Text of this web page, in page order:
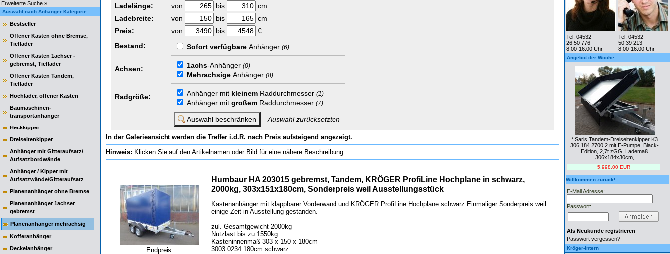
Erweiterte Suche »
Auswahl nach Anhänger Kategorie
Bestseller
Offener Kasten ohne Bremse,
Tieflader
Offener Kasten 1achser -
gebremst, Tieflader
Offener Kasten Tandem,
Tieflader
Hochlader, offener Kasten
Baumaschinen-
transportanhänger
Heckkipper
Dreiseitenkipper
Anhänger mit Gitteraufsatz/
Aufsatzbordwände
Anhänger / Kipper mit
Aufsatzwände/Gitteraufsatz
Planenanhänger ohne Bremse
Planenanhänger 1achser
gebremst
Planenanhänger mehrachsig
Kofferanhänger
Deckelanhänger
Ladelänge:
von bis
cm
Ladebreite:
von bis
cm
Preis:
von bis
€
Bestand:
Sofort verfügbare Anhänger (6)
Achsen: 1achs-Anhänger (0)
Mehrachsige Anhänger (8)
Radgröße: Anhänger mit kleinem Raddurchmesser (1)
Anhänger mit großem Raddurchmesser (7)
Auswahl zurücksetzten
In der Galerieansicht werden die Treffer i.d.R. nach Preis aufsteigend angezeigt.
Hinweis: Klicken Sie auf den Artikelnamen oder Bild für eine nähere Beschreibung.
Endpreis:
Humbaur HA 203015 gebremst, Tandem, KRÖGER ProfiLine Hochplane in schwarz,
2000kg, 303x151x180cm, Sonderpreis weil Ausstellungsstück
Kastenanhänger mit klappbarer Vorderwand und KRÖGER ProfiLine Hochplane schwarz Einmaliger Sonderpreis weil
einige Zeit in Ausstellung gestanden.
zul. Gesamtgewicht 2000kg
Nutzlast bis zu 1550kg
Kasteninnenmaß 303 x 150 x 180cm
3003 0234 180cm schwarz
Tel. 04532-
26 50 776
8:00-16:00 Uhr
Tel. 04532-
50 39 213
8:00-16:00 Uhr
Angebot der Woche
* Saris Tandem-Dreiseitenkipper K3
306 184 2700 2 mit E-Pumpe, Black-
Edition, 2,7t zGG, Lademaß
306x184x30cm,
5.998,00 EUR
Willkommen zurück!
E-Mail Adresse:
Passwort:
Als Neukunde registrieren
Passwort vergessen?
Kröger-Intern